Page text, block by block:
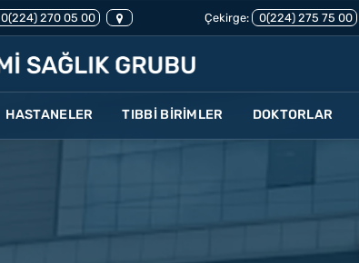
0(224) 270 05 00 Çekirge: 0(224) 275 75 00
HASTANELER TIBBİ BİRİMLER DOKTORLAR